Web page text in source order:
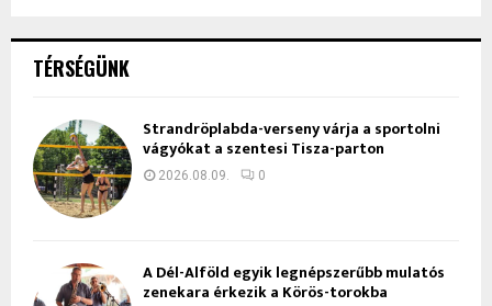
TÉRSÉGÜNK
Strandröplabda-verseny várja a sportolni
vágyókat a szentesi Tisza-parton
2026.08.09. 0
A Dél-Alföld egyik legnépszerűbb mulatós
zenekara érkezik a Körös-torokba